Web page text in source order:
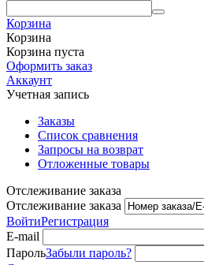
Корзина
Корзина
Корзина пуста
Оформить заказ
Аккаунт
Учетная запись
Заказы
Список сравнения
Запросы на возврат
Отложенные товары
Отслеживание заказа
Отслеживание заказа
ВойтиРегистрация
E-mail
ПарольЗабыли пароль?